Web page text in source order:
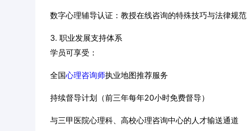
数字心理辅导认证：教授在线咨询的特殊技巧与法律规范
3. 职业发展支持体系
学员可享受：
全国心理咨询师执业地图推荐服务
持续督导计划（前三年每年20小时免费督导）
与三甲医院心理科、高校心理咨询中心的人才输送通道